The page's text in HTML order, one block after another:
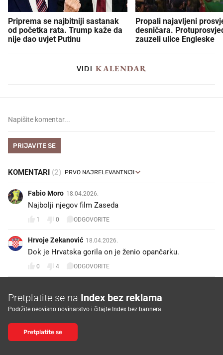
Priprema se najbitniji sastanak
od početka rata. Trump kaže da
nije dao uvjet Putinu
Propali najavljeni
desničara.
zauzeli ulice Engleske
VIDI KALENDAR
PRIJAVITE SE
KOMENTARI (2)
Fabio Moro 18.04.2026.
Najbolji njegov film Zaseda
1 0 ODGOVORITE
Hrvoje Zekanović 18.04.2026.
Dok je Hrvatska gorila on je ženio opančarku.
0 4 ODGOVORITE
Pretplatite se na Index bez reklama
Podržite neovisno novinarstvo i čitajte Index bez bannera.
Pretplatite se